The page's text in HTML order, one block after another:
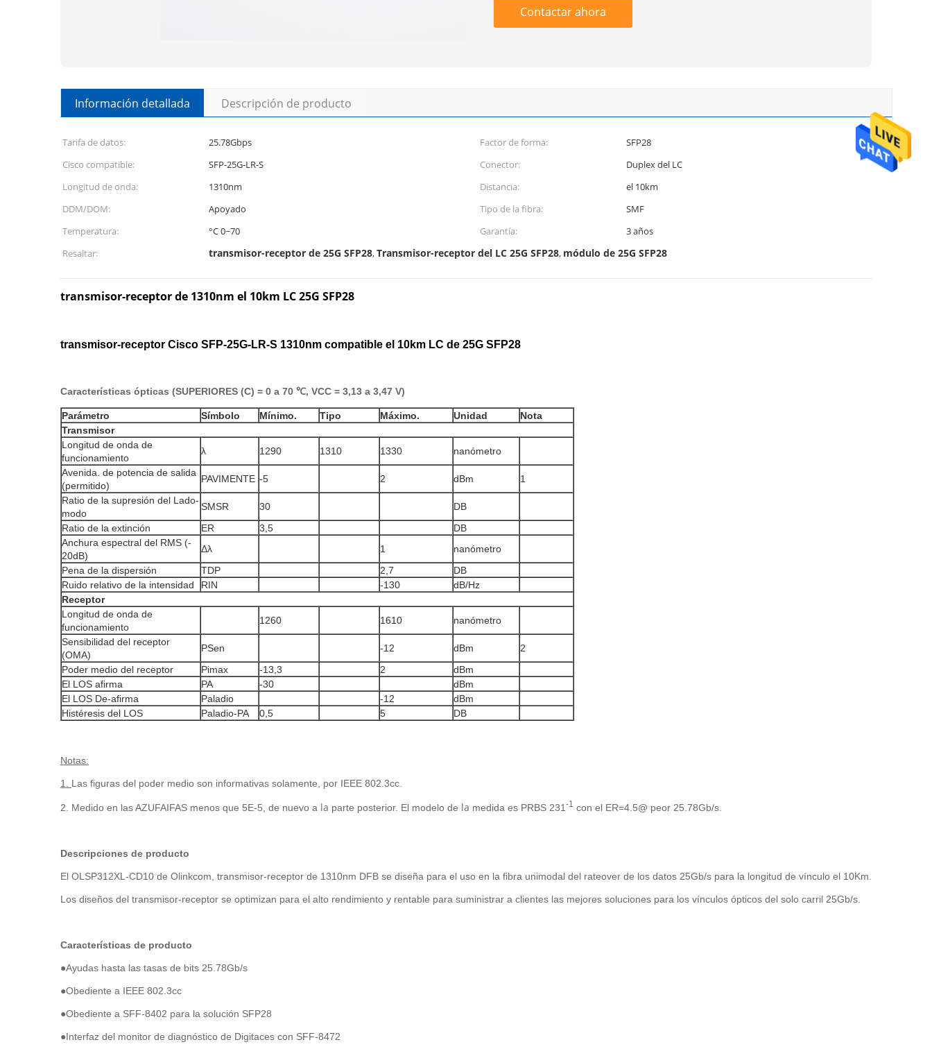
Contactar ahora
Información detallada Descripción de producto
Tarifa de datos: 25.78Gbps Factor de forma:
SFP28
Cisco compatible:
SFP-25G-LR-S Conector:
Duplex del LC
Longitud de onda:
1310nm Distancia:
el 10km
DDM/DOM:
Apoyado Tipo de la fibra:
SMF
Temperatura:
°C 0~70 Garantía:
3 años
Resaltar:
transmisor-receptor de 25G SFP28,Transmisor-receptor del LC 25G SFP28, módulo de 25G SFP28
transmisor-receptor de 1310nm el 10km LC 25G SFP28
transmisor-receptor Cisco SFP-25G-LR-S 1310nm compatible el 10km LC de 25G SFP28
Características ópticas (SUPERIORES (C) = 0 a 70 ℃, VCC = 3,13 a 3,47 V)
Parámetro Símbolo Mínimo. Tipo Máximo. Unidad
Nota
Transmisor
Longitud de onda de
funcionamiento
λ 1290 1310 1330
nanómetro
Avenida. de potencia de salida
(permitido)
PAVIMENTE -5 2 dBm
1
Ratio de la supresión del Lado-
modo
SMSR 30
DB
Ratio de la extinción
ER 3,5
DB
Anchura espectral del RMS (-
20dB)
Δλ 1
nanómetro
Pena de la dispersión
TDP 2,7
DB
Ruido relativo de la intensidad
RIN -130
dB/Hz
Receptor
Longitud de onda de
funcionamiento
1260 1610
nanómetro
Sensibilidad del receptor
(OMA)
PSen -12 dBm
2
Poder medio del receptor
Pimax -13,3 2
dBm
El LOS afirma
PA -30
dBm
El LOS De-afirma
Paladio -12
dBm
Histéresis del LOS
Paladio-PA 0,5 5 DB
Notas:
1. Las figuras del poder medio son informativas solamente, por IEEE 802.3cc.
2. Medido en las AZUFAIFAS menos que 5E-5, de nuevo a la parte posterior. El modelo de la medida es PRBS 231 -1 con el ER=4.5@ peor 25.78Gb/s.
Descripciones de producto
El OLSP312XL-CD10 de Olinkcom, transmisor-receptor de 1310nm DFB se diseña para el uso en la fibra unimodal del rateover de los datos 25Gb/s para la longitud de vínculo el 10Km.
Los diseños del transmisor-receptor se optimizan para el alto rendimiento y rentable para suministrar a clientes las mejores soluciones para los vínculos ópticos del solo carril 25Gb/s.
Características de producto
●Ayudas hasta las tasas de bits 25.78Gb/s
●Obediente a IEEE 802.3cc
●Obediente a SFF-8402 para la solución SFP28
●Interfaz del monitor de diagnóstico de Digitaces con SFF-8472